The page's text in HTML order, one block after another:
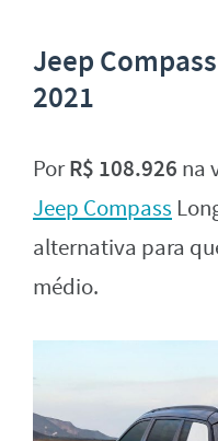
Jeep
2021
PorR$ 108.926 na
Jeep Compass
alternativa para
médio.